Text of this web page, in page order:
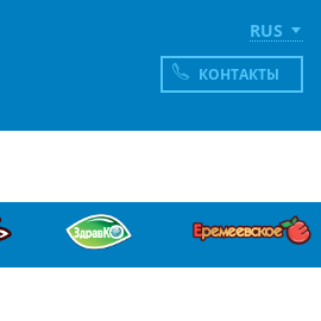
RUS
КОНТАКТЫ